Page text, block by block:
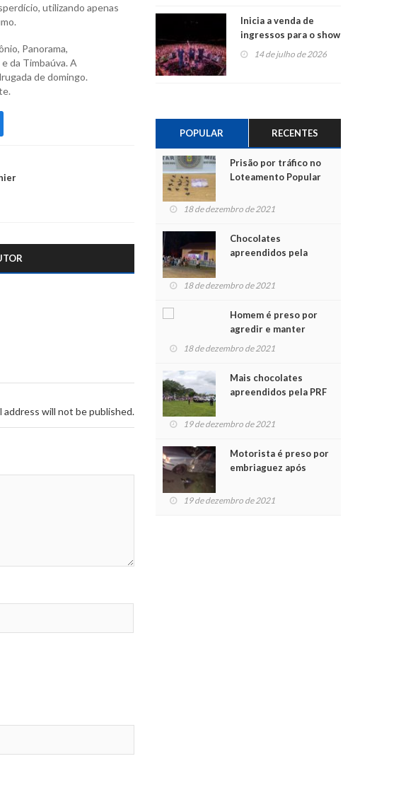
utilizando apenas
Panorama,
da Timbaúva. A
de domingo.
address will not be published.
Inicia a venda de
ingressos para o show
do Jota Quest nos 45
14 de julho de 2026
POPULAR RECENTES
Prisão por tráfico no
Loteamento Popular
18 de dezembro de 2021
Chocolates
apreendidos pela
para crianças na
18 de dezembro de 2021
Homem é preso por
agredir e manter
mulher em cárcere
18 de dezembro de 2021
Mais chocolates
apreendidos pela PRF
crianças no Natal
19 de dezembro de 2021
Motorista é preso por
embriaguez após
feridos
19 de dezembro de 2021